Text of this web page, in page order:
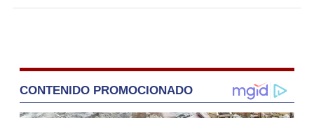
CONTENIDO PROMOCIONADO